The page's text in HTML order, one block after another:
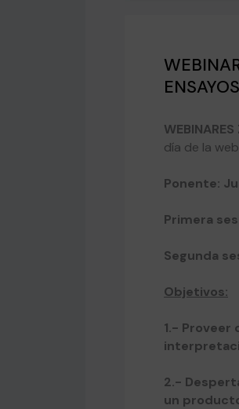
día de la
Ponente:
Primera
Segunda
Objetivos:
1.- Proveer
2.-
un